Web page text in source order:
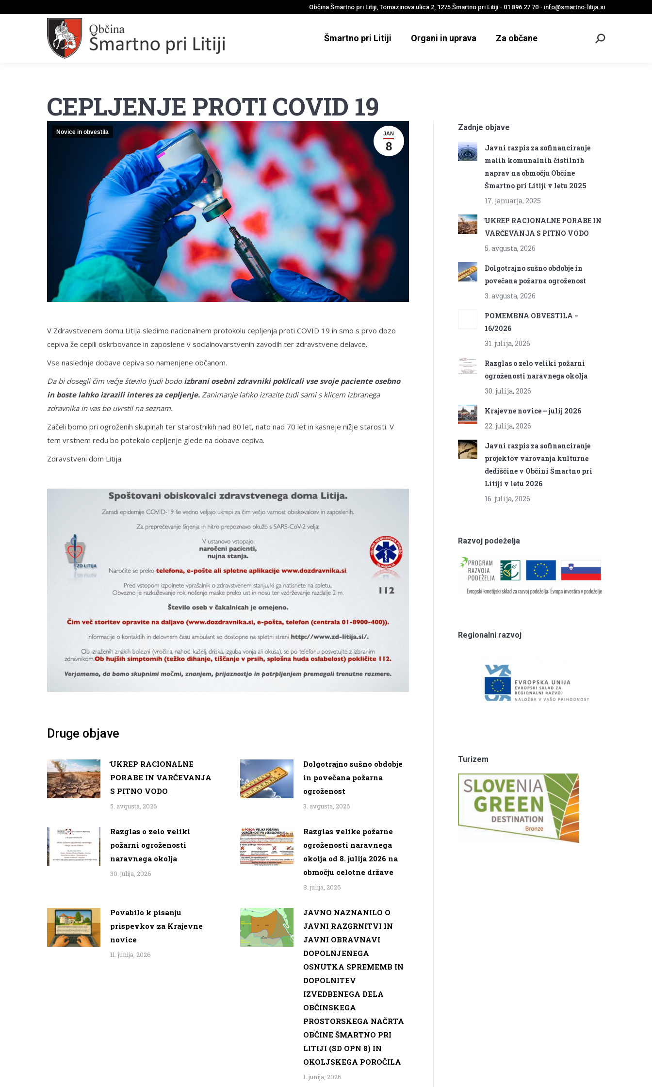
Občina Šmartno pri Litiji, Tomazinova ulica 2, 1275 Šmartno pri Litiji - 01 896 27 70 - info@smartno-litija.si
Šmartno pri Litiji Organi in uprava Za občane
Odpri
CEPLJENJE PROTI COVID 19
JAN
8
Novice in obvestila
V Zdravstvenem domu Litija sledimo nacionalnem protokolu cepljenja proti COVID 19 in smo s prvo dozo
cepiva že cepili oskrbovance in zaposlene v socialnovarstvenih zavodih ter zdravstvene delavce.
Vse naslednje dobave cepiva so namenjene občanom.
Da bi dosegli čim večje število ljudi bodo izbrani osebni zdravniki poklicali vse svoje paciente osebno
in boste lahko izrazili interes za cepljenje. Zanimanje lahko izrazite tudi sami s klicem izbranega
zdravnika in vas bo uvrstil na seznam.
Začeli bomo pri ogroženih skupinah ter starostnikih nad 80 let, nato nad 70 let in kasneje nižje starosti. V
tem vrstnem redu bo potekalo cepljenje glede na dobave cepiva.
Zdravstveni dom Litija
Druge objave
̌UKREP RACIONALNE
PORABE IN VARČEVANJA
S PITNO VODO
5. avgusta, 2026
Dolgotrajno sušno obdobje
in povečana požarna
ogroženost
3. avgusta, 2026
Razglas o zelo veliki
požarni ogroženosti
naravnega okolja
30. julija, 2026
Razglas velike požarne
ogroženosti naravnega
okolja od 8. julija 2026 na
območju celotne države
8. julija, 2026
Povabilo k pisanju
prispevkov za Krajevne
novice
11. junija, 2026
JAVNO NAZNANILO O
JAVNI RAZGRNITVI IN
JAVNI OBRAVNAVI
DOPOLNJENEGA
OSNUTKA SPREMEMB IN
DOPOLNITEV
IZVEDBENEGA DELA
OBČINSKEGA
PROSTORSKEGA NAČRTA
OBČINE ŠMARTNO PRI
LITIJI (SD OPN 8) IN
OKOLJSKEGA POROČILA
1. junija, 2026
Zadnje objave
Javni razpis za sofinanciranje
malih komunalnih čistilnih
naprav na območju Občine
Šmartno pri Litiji v letu 2025
17. januarja, 2025
̌UKREP RACIONALNE PORABE IN
VARČEVANJA S PITNO VODO
5. avgusta, 2026
Dolgotrajno sušno obdobje in
povečana požarna ogroženost
3. avgusta, 2026
POMEMBNA OBVESTILA –
16/2026
31. julija, 2026
Razglas o zelo veliki požarni
ogroženosti naravnega okolja
30. julija, 2026
Krajevne novice – julij 2026
22. julija, 2026
Javni razpis za sofinanciranje
projektov varovanja kulturne
dediščine v Občini Šmartno pri
Litiji v letu 2026
16. julija, 2026
Razvoj podeželja
Regionalni razvoj
Turizem